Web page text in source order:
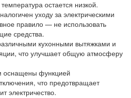
остается низкой.
уходу за электрическими
правило — не использовать
средства.
кухонными вытяжками и
что улучшает общую атмосферу
оснащены функцией
что предотвращает
электричество.